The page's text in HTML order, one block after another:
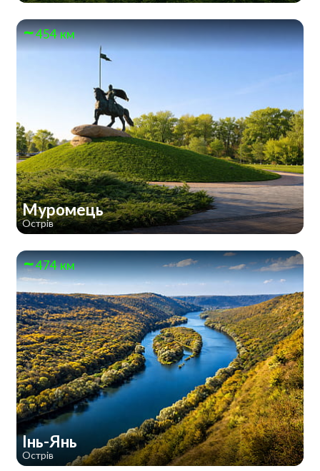
454 км
Муромець
Острів
474 км
Інь-Янь
Острів